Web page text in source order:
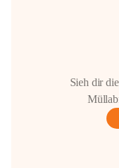
Sieh dir